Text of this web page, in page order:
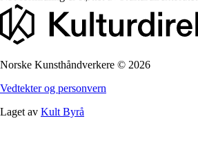
Norske Kunsthåndverkere © 2026
Vedtekter og personvern
Laget av Kult Byrå